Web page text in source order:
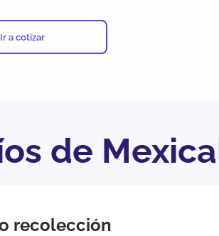
Ir a cotizar
de
recolección